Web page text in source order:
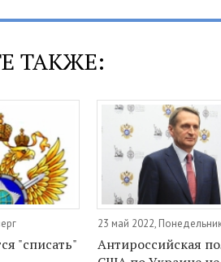
ТАКЖЕ:
"списать"
23 май 2022,
Антироссийская